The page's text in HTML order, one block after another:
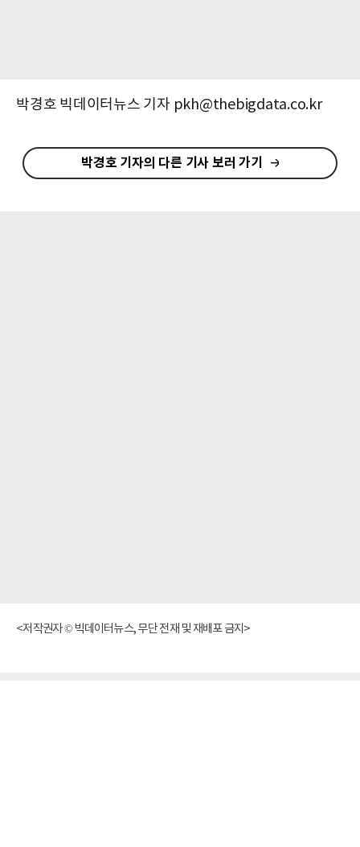
박경호 빅데이터뉴스 기자 pkh@thebigdata.co.kr
박경호 기자의 다른 기사 보러 가기
<저작권자 © 빅데이터뉴스, 무단 전재 및 재배포 금지>